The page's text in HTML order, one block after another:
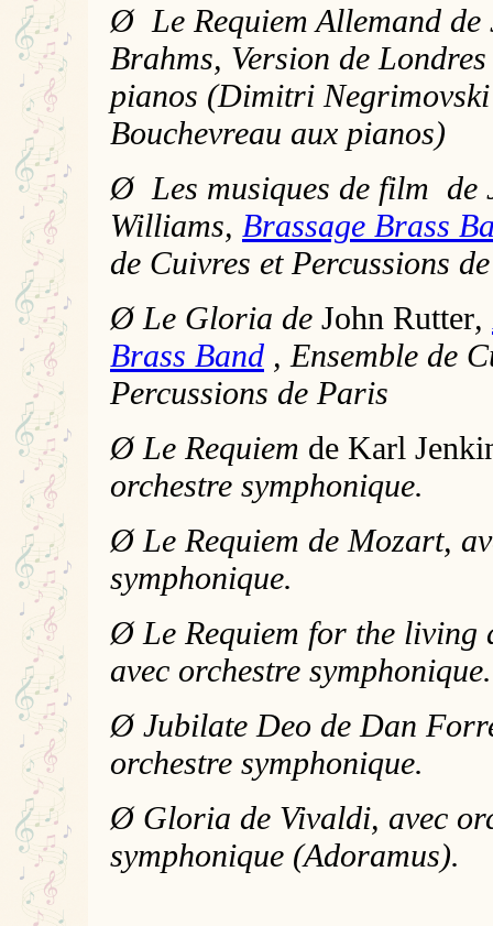
Ø Le Requiem Allemand de
Brahms, Version de
pianos (Dimitri
Bouchevreau aux pianos)
Ø Les musiques de film de
Williams, Brassage Brass
de Cuivres et Percussions
ØLe Gloria de John Rutter,
Brass Band , Ensemble de
Percussions de Paris
ØLe Requiem de Karl
orchestre symphonique.
Ø Le Requiem de Mozart,
symphonique.
Ø Le Requiem for the living
avec orchestre symphonique.
Ø Jubilate Deo de Dan
orchestre symphonique.
Ø Gloria de Vivaldi, avec
symphonique (Adoramus).